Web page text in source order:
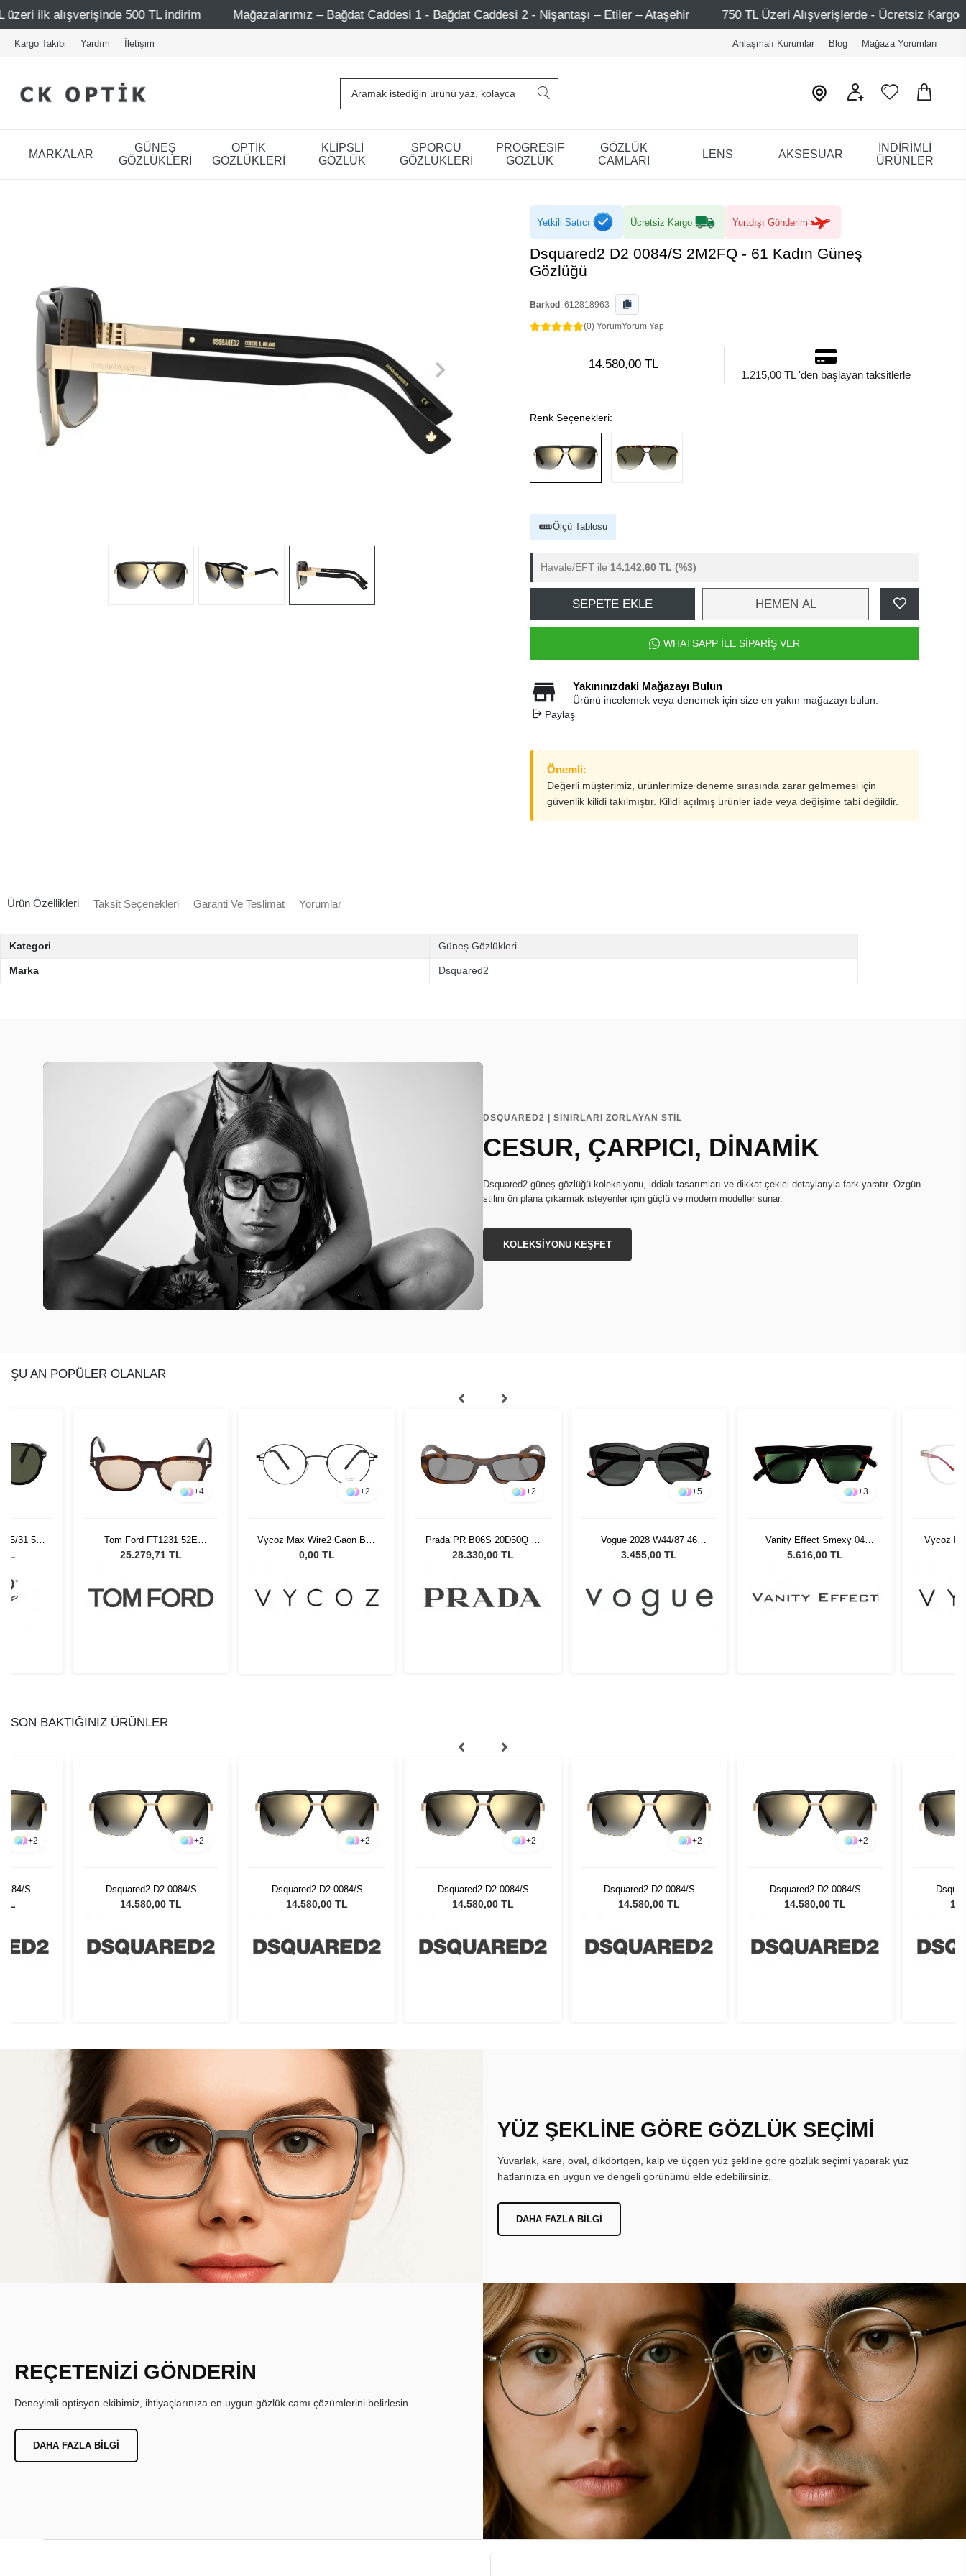
500 TL indirim Mağazalarımız – Bağdat Caddesi 1 - Bağdat Caddesi 2 - Nişantaşı – Etiler – Ataşehir 750 TL Üzeri Alışverişlerde - Ücretsiz Kargo
Kargo Takibi Yardım İletişim Anlaşmalı Kurumlar Blog Mağaza Yorumları
MARKALAR
GÜNEŞ
GÖZLÜKLERİ
OPTİK
GÖZLÜKLERİ
KLİPSLİ
GÖZLÜK
SPORCU
GÖZLÜKLERİ
PROGRESİF
GÖZLÜK
GÖZLÜK
CAMLARI
LENS AKSESUAR
İNDİRİMLİ
ÜRÜNLER
Yetkili Satıcı Ücretsiz Kargo Yurtdışı Gönderim
Dsquared2 D2 0084/S 2M2FQ - 61 Kadın Güneş
Gözlüğü
Barkod : 612818963
(0) YorumYorum Yap
14.580,00 TL
1.215,00 TL 'den başlayan taksitlerle
Renk Seçenekleri:
Ölçü Tablosu
Havale/EFT ile 14.142,60 TL (%3)
SEPETE EKLE HEMEN AL
WHATSAPP İLE SİPARİŞ VER
Yakınınızdaki Mağazayı Bulun
Ürünü incelemek veya denemek için size en yakın mağazayı bulun.
Paylaş
Önemli:
Değerli müşterimiz, ürünlerimize deneme sırasında zarar gelmemesi için
güvenlik kilidi takılmıştır. Kilidi açılmış ürünler iade veya değişime tabi değildir.
Ürün Özellikleri Taksit Seçenekleri Garanti Ve Teslimat Yorumlar
Kategori Güneş Gözlükleri
Marka Dsquared2
DSQUARED2 | SINIRLARI ZORLAYAN STİL
CESUR, ÇARPICI, DİNAMİK
Dsquared2 güneş gözlüğü koleksiyonu, iddialı tasarımları ve dikkat çekici detaylarıyla fark yaratır. Özgün
stilini ön plana çıkarmak isteyenler için güçlü ve modern modeller sunar.
KOLEKSİYONU KEŞFET
ŞU AN POPÜLER OLANLAR
95/31 55
TL
+4
Tom Ford FT1231 52E
Unisex Güneş Gözlüğü
25.279,71 TL
+2
Vycoz Max Wire2 Gaon BLK
45
0,00 TL
+2
Prada PR B06S 20D50Q 53
Kadın Güneş Gözlüğü
28.330,00 TL
+5
Vogue 2028 W44/87 46
Çocuk Güneş Gözlüğü
3.455,00 TL
+3
Vanity Effect Smexy 04
Kadın Güneş Gözlüğü
5.616,00 TL
Vycoz
SON BAKTIĞINIZ ÜRÜNLER
+2
S
Güneş
TL
+2
Dsquared2 D2 0084/S
2M2FQ - 61 Kadın Güneş
14.580,00 TL
+2
Dsquared2 D2 0084/S
2M2FQ - 61 Kadın Güneş
14.580,00 TL
+2
Dsquared2 D2 0084/S
2M2FQ - 61 Kadın Güneş
14.580,00 TL
+2
Dsquared2 D2 0084/S
2M2FQ - 61 Kadın Güneş
14.580,00 TL
+2
Dsquared2 D2 0084/S
2M2FQ - 61 Kadın Güneş
14.580,00 TL
2M2FQ
YÜZ ŞEKLİNE GÖRE GÖZLÜK SEÇİMİ
Yuvarlak, kare, oval, dikdörtgen, kalp ve üçgen yüz şekline göre gözlük seçimi yaparak yüz
hatlarınıza en uygun ve dengeli görünümü elde edebilirsiniz.
DAHA FAZLA BILGI
REÇETENİZİ GÖNDERİN
Deneyimli optisyen ekibimiz, ihtiyaçlarınıza en uygun gözlük camı çözümlerini belirlesin.
DAHA FAZLA BILGI